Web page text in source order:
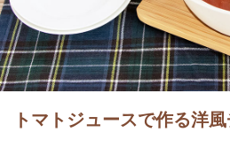
トマトジュースで作る洋